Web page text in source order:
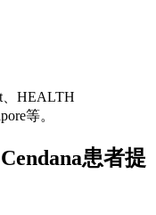
、HEALTH
等。
患者提